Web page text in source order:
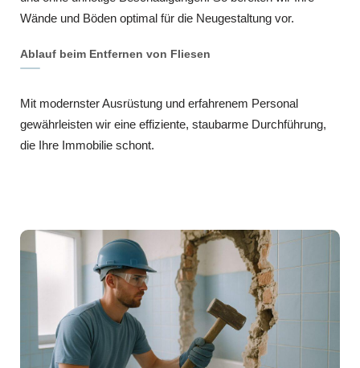
Wände und Böden optimal für die Neugestaltung vor.
Ablauf beim Entfernen von Fliesen
Mit modernster Ausrüstung und erfahrenem Personal
gewährleisten wir eine effiziente, staubarme Durchführung,
die Ihre Immobilie schont.